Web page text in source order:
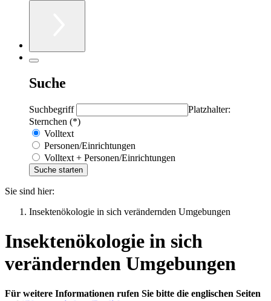
Suche
Suchbegriff
Platzhalter:
Sternchen (*)
Volltext
Personen/Einrichtungen
Volltext + Personen/Einrichtungen
Sie sind hier:
Insektenökologie in sich verändernden Umgebungen
Insektenökologie in sich
verändernden Umgebungen
Für weitere Informationen rufen Sie bitte die englischen Seiten